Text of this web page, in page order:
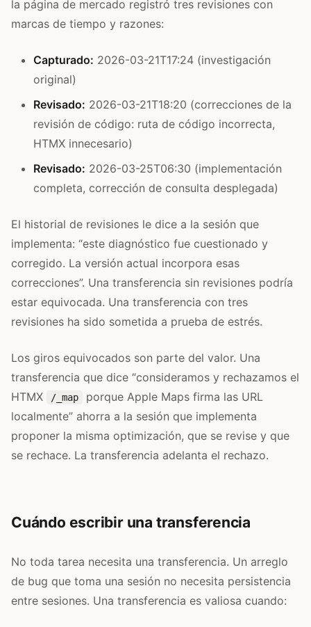
la página de mercado registró tres revisiones con
marcas de tiempo y razones:
Capturado: 2026-03-21T17:24 (investigación
original)
Revisado: 2026-03-21T18:20 (correcciones de la
revisión de código: ruta de código incorrecta,
HTMX innecesario)
Revisado: 2026-03-25T06:30 (implementación
completa, corrección de consulta desplegada)
El historial de revisiones le dice a la sesión que
implementa: “este diagnóstico fue cuestionado y
corregido. La versión actual incorpora esas
correcciones”. Una transferencia sin revisiones podría
estar equivocada. Una transferencia con tres
revisiones ha sido sometida a prueba de estrés.
Los giros equivocados son parte del valor. Una
transferencia que dice “consideramos y rechazamos el
HTMX
/_map
porque Apple Maps firma las URL
localmente” ahorra a la sesión que implementa
proponer la misma optimización, que se revise y que
se rechace. La transferencia adelanta el rechazo.
Cuándo escribir una transferencia
No toda tarea necesita una transferencia. Un arreglo
de bug que toma una sesión no necesita persistencia
entre sesiones. Una transferencia es valiosa cuando: